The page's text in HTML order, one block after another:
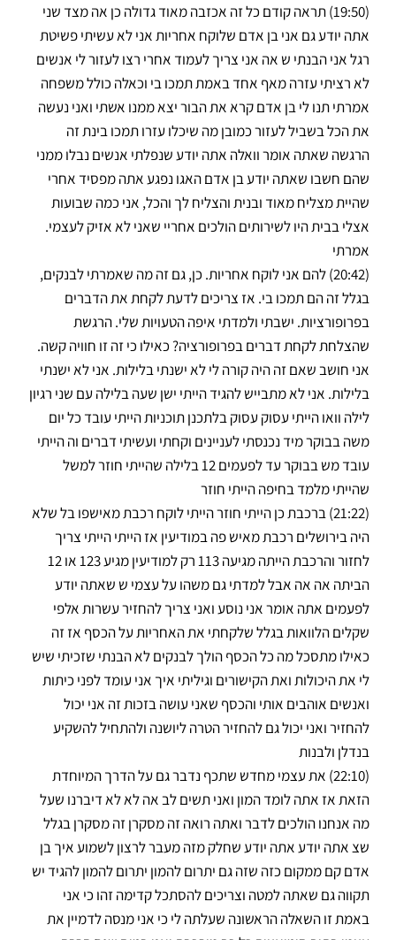
(19:50) תראה קודם כל זה אכזבה מאוד גדולה כן אה מצד שני
אתה יודע גם אני בן אדם שלוקח אחריות אני לא עשיתי פשיטת
רגל אני הבנתי ש אה אני צריך לעמוד אחרי רצו לעזור לי אנשים
לא רציתי עזרה מאף אחד באמת תמכו בי וכאלה כולל משפחה
אמרתי תנו לי בן אדם קרא את הבור יצא ממנו אשתי ואני נעשה
את הכל בשביל לעזור כמובן מה שיכלו עזרו תמכו בינת זה
הרגשה שאתה אומר וואלה אתה יודע שנפלתי אנשים נבלו ממני
שהם חשבו שאתה יודע בן אדם האגו נפגע אתה מפסיד אחרי
שהיית מצליח מאוד ובנית והצליח לך והכל, אני כמה שבועות
אצלי בבית היו לשירותים הולכים אחריי שאני לא אזיק לעצמי.
אמרתי
(20:42) להם אני לוקח אחריות. כן, גם זה מה שאמרתי לבנקים,
בגלל זה הם תמכו בי. אז צריכים לדעת לקחת את הדברים
בפרופורציות. ישבתי ולמדתי איפה הטעויות שלי. הרגשת
שהצלחת לקחת דברים בפרופורציה? כאילו כי זה זו חוויה קשה.
אני חושב שאם זה היה קורה לי לא ישנתי בלילות. אני לא ישנתי
בלילות. אני לא מתבייש להגיד הייתי ישן שעה בלילה עם שני רגיון
לילה וואו הייתי עסוק עסוק בלתכנן תוכניות הייתי עובד כל יום
משה בבוקר מיד נכנסתי לעניינים וקחתי ועשיתי דברים וה הייתי
עובד מש בבוקר עד לפעמים 12 בלילה שהייתי חוזר למשל
שהייתי מלמד בחיפה הייתי חוזר
(21:22) ברכבת כן הייתי חוזר הייתי לוקח רכבת מאישפו בל שלא
היה בירושלים רכבת מאיש פה במודיעין אז הייתי הייתי צריך
לחזור והרכבת הייתה מגיעה 113 רק למודיעין מגיע 123 או 12
הביתה אה אה אבל למדתי גם משהו על עצמי ש שאתה יודע
לפעמים אתה אומר אני נוסע ואני צריך להחזיר עשרות אלפי
שקלים הלוואות בגלל שלקחתי את האחריות על הכסף אז זה
כאילו מתסכל מה כל הכסף הולך לבנקים לא הבנתי שזכיתי שיש
לי את היכולות ואת הקישורים וגיליתי איך אני עומד לפני כיתות
ואנשים אוהבים אותי והכסף שאני עושה בזכות זה אני יכול
להחזיר ואני יכול גם להחזיר הטרה ליושנה ולהתחיל להשקיע
בנדלן ולבנות
(22:10) את עצמי מחדש שתכף נדבר גם על הדרך המיוחדת
הזאת אז אתה לומד המון ואני תשים לב אה לא לא דיברנו שעל
מה אנחנו הולכים לדבר ואתה רואה זה מסקרן זה מסקרן בגלל
שצ אתה יודע אתה יודע שחלק מזה מעבר לרצון לשמוע איך בן
אדם קם ממקום כזה שזה גם יתרום להמון יתרום להמון להגיד יש
תקווה גם שאתה למטה וצריכים להסתכל קדימה זהו כי אני
באמת זו השאלה הראשונה שעלתה לי כי אני מנסה לדמיין את